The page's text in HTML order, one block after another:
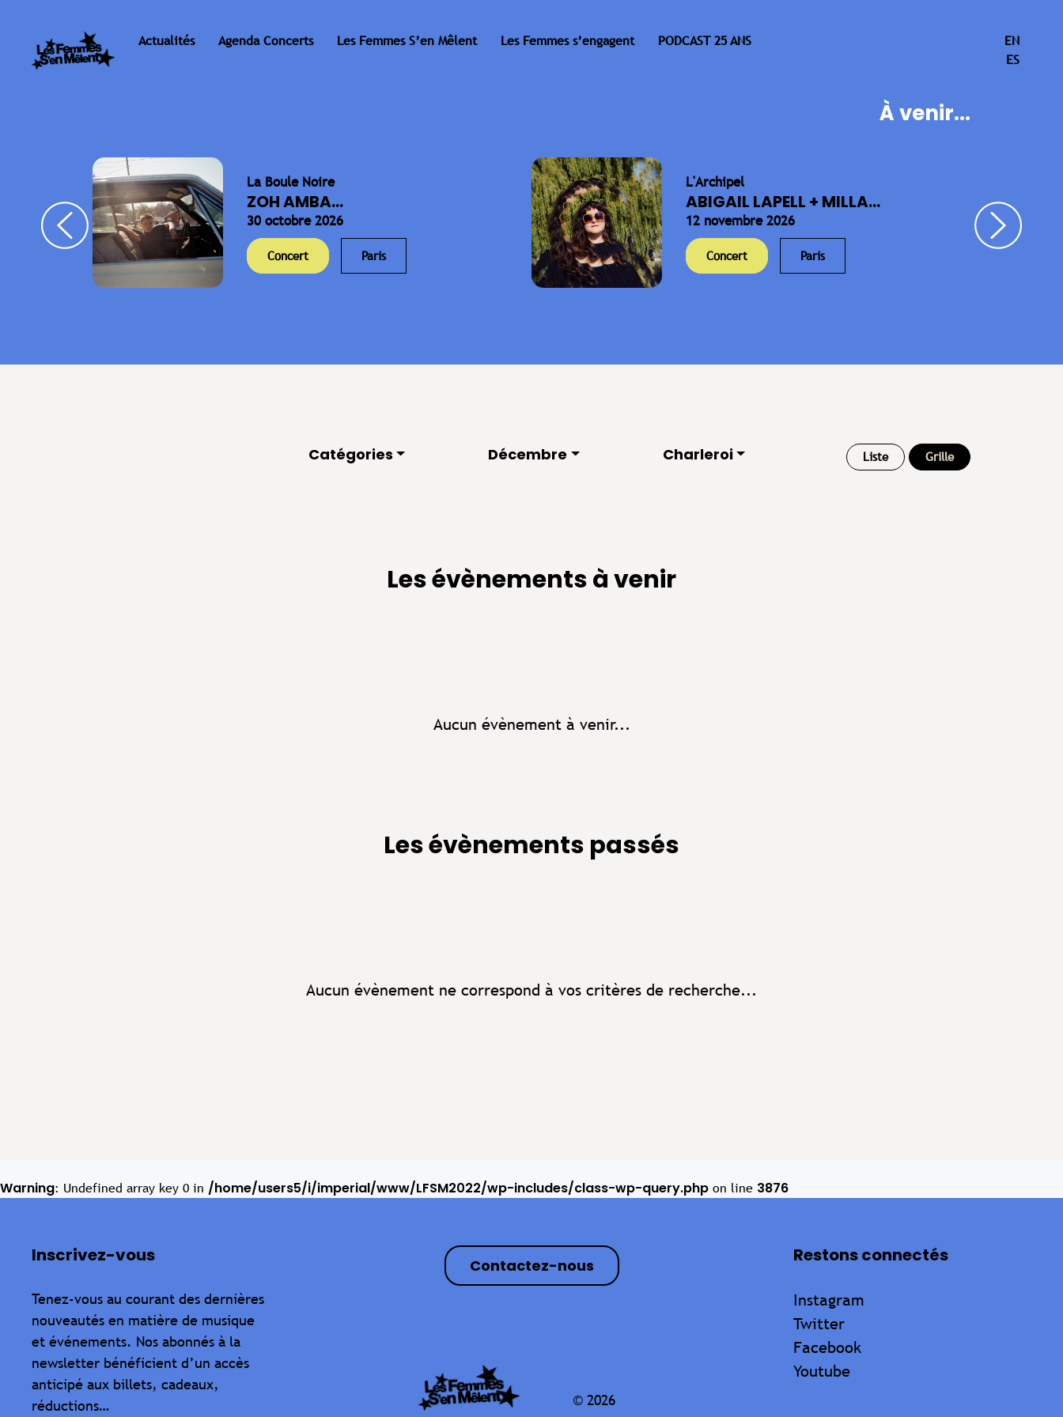
Actualités Agenda Concerts Les Femmes S’en Mêlent Les Femmes s’engagent PODCAST 25 ANS
EN
ES
À venir...
La Boule Noire
ZOH AMBA...
30 octobre 2026
Concert Paris
L'Archipel
ABIGAIL LAPELL + MILLA...
12 novembre 2026
Concert Paris
Catégories Décembre Charleroi Liste Grille
Les évènements à venir
Aucun évènement à venir...
Les évènements passés
Aucun évènement ne correspond à vos critères de recherche...
Warning: Undefined array key 0 in /home/users5/i/imperial/www/LFSM2022/wp-includes/class-wp-query.php on line 3876
Inscrivez-vous
Tenez-vous au courant des dernières
nouveautés en matière de musique
et événements. Nos abonnés à la
newsletter bénéficient d’un accès
anticipé aux billets, cadeaux,
réductions…
Contactez-nous
© 2026
Restons connectés
Instagram
Twitter
Facebook
Youtube